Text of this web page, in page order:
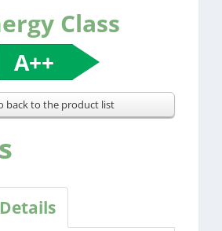
Class
A++
back to the product list